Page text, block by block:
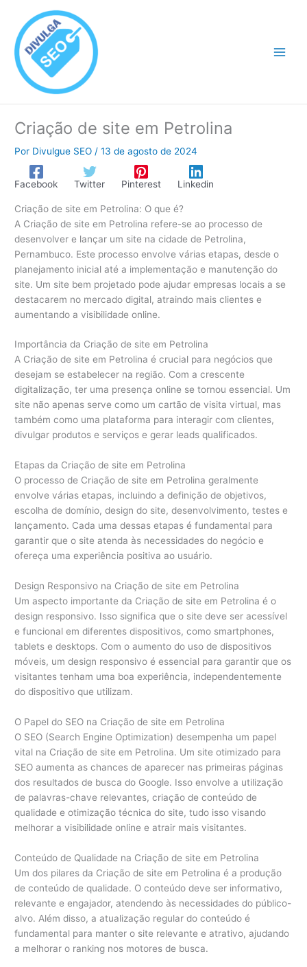
conteúdo
Criação de site em Petrolina
Por Divulgue SEO /13 de agosto de 2024
Facebook Twitter Pinterest Linkedin
Criação de site em Petrolina: O que é?
A Criação de site em Petrolina refere-se ao processo de
desenvolver e lançar um site na cidade de Petrolina,
Pernambuco. Este processo envolve várias etapas, desde o
planejamento inicial até a implementação e manutenção do
site. Um site bem projetado pode ajudar empresas locais a se
destacarem no mercado digital, atraindo mais clientes e
aumentando a visibilidade online.
Importância da Criação de site em Petrolina
A Criação de site em Petrolina é crucial para negócios que
desejam se estabelecer na região. Com a crescente
digitalização, ter uma presença online se tornou essencial. Um
site não apenas serve como um cartão de visita virtual, mas
também como uma plataforma para interagir com clientes,
divulgar produtos e serviços e gerar leads qualificados.
Etapas da Criação de site em Petrolina
O processo de Criação de site em Petrolina geralmente
envolve várias etapas, incluindo a definição de objetivos,
escolha de domínio, design do site, desenvolvimento, testes e
lançamento. Cada uma dessas etapas é fundamental para
garantir que o site atenda às necessidades do negócio e
ofereça uma experiência positiva ao usuário.
Design Responsivo na Criação de site em Petrolina
Um aspecto importante da Criação de site em Petrolina é o
design responsivo. Isso significa que o site deve ser acessível
e funcional em diferentes dispositivos, como smartphones,
tablets e desktops. Com o aumento do uso de dispositivos
móveis, um design responsivo é essencial para garantir que os
visitantes tenham uma boa experiência, independentemente
do dispositivo que utilizam.
O Papel do SEO na Criação de site em Petrolina
O SEO (Search Engine Optimization) desempenha um papel
vital na Criação de site em Petrolina. Um site otimizado para
SEO aumenta as chances de aparecer nas primeiras páginas
dos resultados de busca do Google. Isso envolve a utilização
de palavras-chave relevantes, criação de conteúdo de
qualidade e otimização técnica do site, tudo isso visando
melhorar a visibilidade online e atrair mais visitantes.
Conteúdo de Qualidade na Criação de site em Petrolina
Um dos pilares da Criação de site em Petrolina é a produção
de conteúdo de qualidade. O conteúdo deve ser informativo,
relevante e engajador, atendendo às necessidades do público-
alvo. Além disso, a atualização regular do conteúdo é
fundamental para manter o site relevante e atrativo, ajudando
a melhorar o ranking nos motores de busca.